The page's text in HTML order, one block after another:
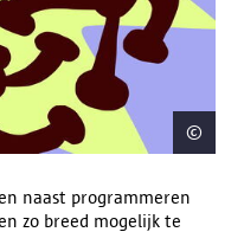
©
naast programmeren
zo breed mogelijk te